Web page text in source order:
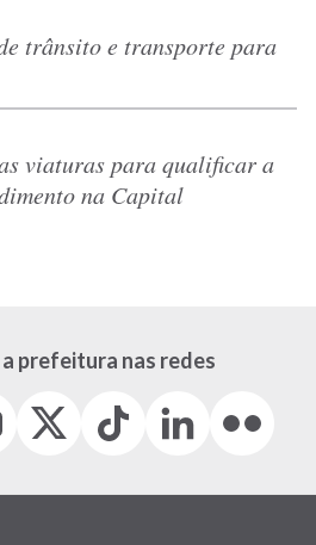
trânsito e transporte para
viaturas para qualificar a
na Capital
prefeitura nas redes
(Antigo
(link
Tiktok
(link
em
LinkedIn
(link
em
(link
em